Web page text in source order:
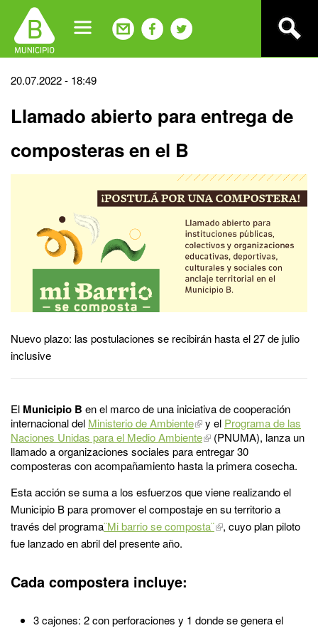
navigation
Back
top
20.07.2022 - 18:49
Llamado abierto para entrega de
composteras en el B
Nuevo plazo: las postulaciones se recibirán hasta el 27 de julio
inclusive
El Municipio B en el marco de una iniciativa de cooperación
internacional del Ministerio de Ambiente y el Programa de las
Naciones Unidas para el Medio Ambiente
(PNUMA), lanza un
llamado a organizaciones sociales para entregar 30
composteras con acompañamiento hasta la primera cosecha.
Esta acción se suma a los esfuerzos que viene realizando el
Municipio B para promover el compostaje en su territorio a
través del programa¨Mi barrio se composta¨
, cuyo plan piloto
fue lanzado en abril del presente año.
Cada compostera incluye:
3 cajones: 2 con perforaciones y 1 donde se genera el